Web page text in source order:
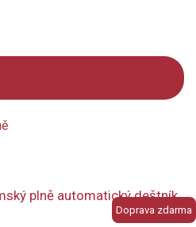
Doprava zdarma
plně automatický deštník